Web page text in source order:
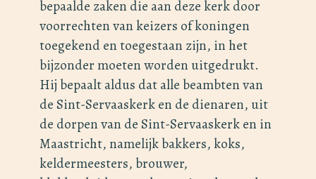
bepaalde zaken die aan deze kerk door
voorrechten van keizers of koningen
toegekend en toegestaan zijn, in het
bijzonder moeten worden uitgedrukt.
Hij bepaalt aldus dat alle beambten van
de Sint-Servaaskerk en de dienaren, uit
de dorpen van de Sint-Servaaskerk en in
Maastricht, namelijk bakkers, koks,
keldermeesters, brouwer,